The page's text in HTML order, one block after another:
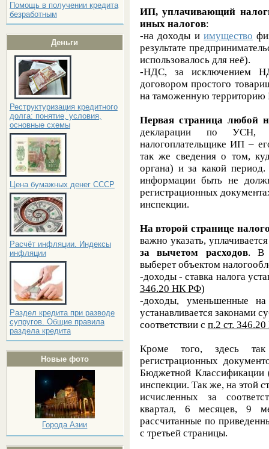
Помощь в получении кредита
безработным
Деньги
Реструктуризация кредитного
долга: понятие, условия,
основные схемы
Цена бумажных денег СССР
Расчёт инфляции. Индексы
инфляции
Раздел кредита при разводе
супругов. Общие правила
раздела кредита
Новые фото
Города Азии
ИП, уплачивающий
иных налогов:
-на доходы иимущество
результате
использовалось для неё).
-НДС, за исключением
договором простого
на таможенную территорию
Первая страница любой
декларации по УСН,
налогоплательщике ИП –
так же сведения о том,
органа) и за какой
информации быть не
регистрационных
инспекции.
На второй странице
важно указать,
за вычетом расходов. В
выберет объектом
-доходы - ставка налога
346.20 НК РФ)
-доходы, уменьшенные
устанавливается законами
соответствии с п.2 ст.
Кроме того, здесь
регистрационных
Бюджетной
инспекции. Так же, на этой
исчисленных за
квартал, 6 месяцев, 9
рассчитанные по
с третьей страницы.